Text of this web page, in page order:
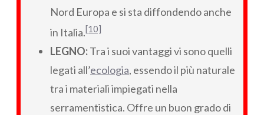
Nord Europa e si sta diffondendo anche
in Italia.[10]
LEGNO:Tra i suoi vantaggi vi sono quelli
legati all’ecologia, essendo il più naturale
tra i materiali impiegati nella
serramentistica. Offre un buon grado di